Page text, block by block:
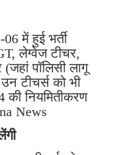
में हुई भर्ती
लेग्वेज टीचर,
पॉलिसी लागू
टीचर्स को भी
की नियमितीकरण
News